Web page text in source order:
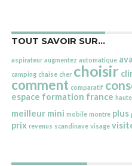
TOUT SAVOIR SUR…
aspirateur augmentez automatique
camping chaise cher choisir
comment comparatif
espace formation france haute
meilleur mini mobile montre plus
prix revenus scandinave visage